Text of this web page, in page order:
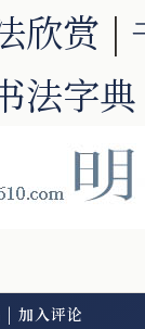
欣赏 |
法字典
|加入评论